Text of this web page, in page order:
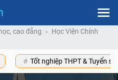
cao đẳng
Học Viện Chính
Tốt nghiệp THPT & Tuyển